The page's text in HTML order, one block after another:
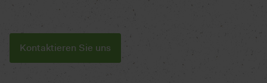
Kontaktieren Sie uns